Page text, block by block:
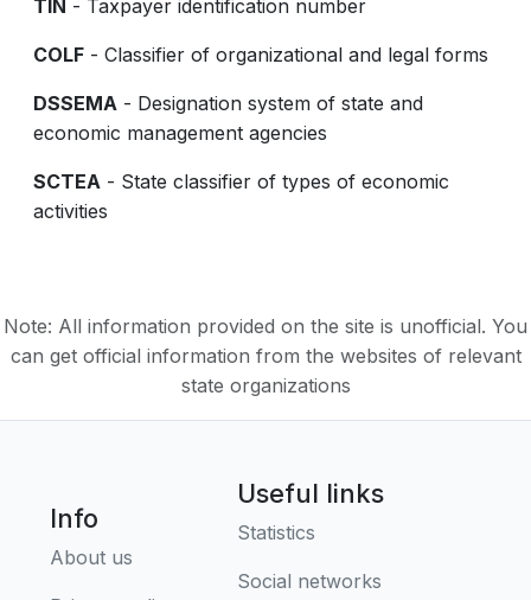
TIN - Taxpayer identification number
COLF - Classifier of organizational and legal forms
DSSEMA - Designation system of state and
economic management agencies
SCTEA - State classifier of types of economic
activities
Note: All information provided on the site is unofficial. You
can get official information from the websites of relevant
state organizations
Info
About us
Useful links
Statistics
Social networks